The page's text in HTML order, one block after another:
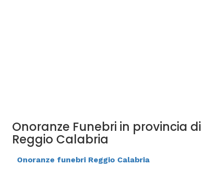
Onoranze Funebri in provincia di
Reggio Calabria
Onoranze funebri Reggio Calabria